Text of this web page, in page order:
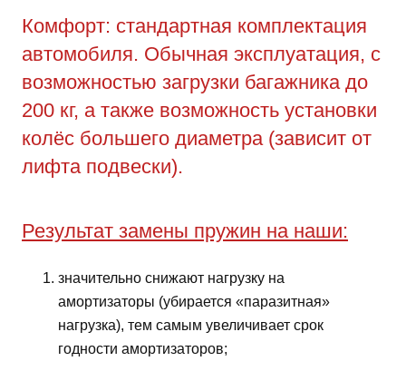
Комфорт: стандартная комплектация
автомобиля. Обычная эксплуатация, с
возможностью загрузки багажника до
200 кг, а также возможность установки
колёс большего диаметра (зависит от
лифта подвески).
Результат замены пружин на наши:
значительно снижают нагрузку на
амортизаторы (убирается «паразитная»
нагрузка), тем самым увеличивает срок
годности амортизаторов;